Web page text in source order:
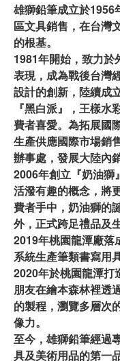
雄獅鉛筆成立於1956
區文具銷售，在台灣
的根基。
1981年開始，致力於
表現，成為戰後台灣
設計的創新，陸續成
『黑白派』，王樣
費者喜愛。為拓展國
生產供應國際市場銷
辦事處，發展大陸內銷
2006年創立『奶油獅
活潑有趣的概念，將
費者手中，奶油獅的
外，正式跨足禮品及
2019年桃園龍潭廠落
系統生產筆類書寫用
2020年於桃園龍潭打
朋友在繪本森林裡透
的製程，瀏覽多層次
像力。
至今，雄獅鉛筆經過
具及美術用品的第一